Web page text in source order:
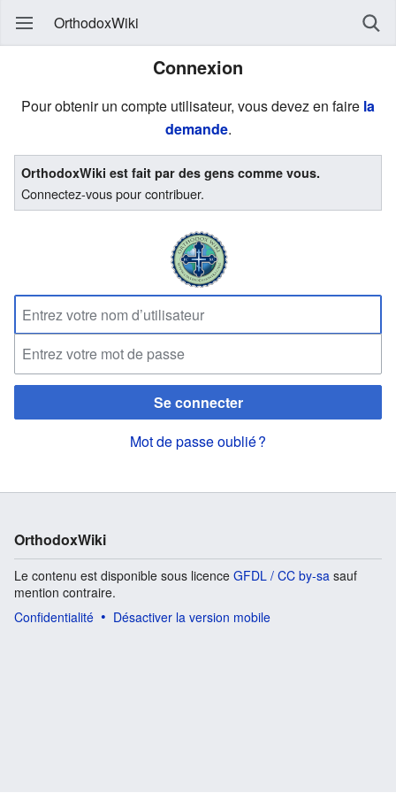
OrthodoxWiki
Connexion
Pour obtenir un compte utilisateur, vous devez en faire la
demande.
OrthodoxWiki est fait par des gens comme vous.
Connectez-vous pour contribuer.
Se connecter
Mot de passe oublié ?
OrthodoxWiki
Le contenu est disponible sous licence GFDL / CC by-sa sauf
mention contraire.
Confidentialité
Désactiver la version mobile